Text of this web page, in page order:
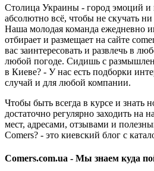
Столица Украины - город эмоций и
абсолютно всё, чтобы не скучать
Наша молодая команда ежедневно
отбирает и размещает на сайте
вас заинтересовать и развлечь в
любой погоде. Сидишь с
в Киеве? - У нас есть подборки
случай и для любой компании.
Чтобы быть всегда в курсе и знать
достаточно регулярно заходить на
мест, адресами, отзывами и
Comers? - это киевский блог с
Comers.com.ua - Мы знаем куда